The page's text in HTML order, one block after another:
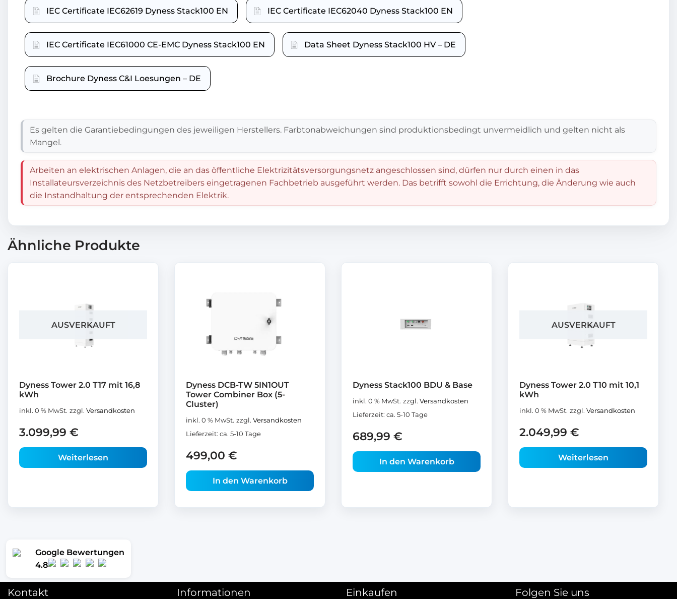
Google Bewertungen
4.8
IEC Certificate IEC62619 Dyness Stack100 EN IEC Certificate IEC62040 Dyness Stack100 EN
IEC Certificate IEC61000 CE-EMC Dyness Stack100 EN Data Sheet Dyness Stack100 HV – DE
Brochure Dyness C&I Loesungen – DE
Es gelten die Garantiebedingungen des jeweiligen Herstellers. Farbtonabweichungen sind produktionsbedingt unvermeidlich und gelten nicht als
Mangel.
Arbeiten an elektrischen Anlagen, die an das öffentliche Elektrizitätsversorgungsnetz angeschlossen sind, dürfen nur durch einen in das
Installateursverzeichnis des Netzbetreibers eingetragenen Fachbetrieb ausgeführt werden. Das betrifft sowohl die Errichtung, die Änderung wie auch
die Instandhaltung der entsprechenden Elektrik.
Ähnliche Produkte
AUSVERKAUFT
Dyness Tower 2.0 T17 mit 16,8
kWh
inkl. 0 % MwSt. zzgl. Versandkosten
3.099,99 €
Weiterlesen
Dyness DCB-TW 5IN1OUT
Tower Combiner Box (5-
Cluster)
inkl. 0 % MwSt. zzgl. Versandkosten
Lieferzeit: ca. 5-10 Tage
499,00 €
In den Warenkorb
Dyness Stack100 BDU & Base
inkl. 0 % MwSt. zzgl. Versandkosten
Lieferzeit: ca. 5-10 Tage
689,99 €
In den Warenkorb
AUSVERKAUFT
Dyness Tower 2.0 T10 mit 10,1
kWh
inkl. 0 % MwSt. zzgl. Versandkosten
2.049,99 €
Weiterlesen
Kontakt Informationen Einkaufen Folgen Sie uns